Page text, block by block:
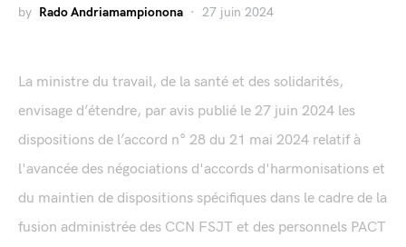
by Rado Andriamampionona 27 juin 2024
La ministre du travail, de la santé et des solidarités,
envisage d’étendre, par avis publié le 27 juin 2024 les
dispositions de l’accord n° 28 du 21 mai 2024 relatif à
l'avancée des négociations d'accords d'harmonisations et
du maintien de dispositions spécifiques dans le cadre de la
fusion administrée des CCN FSJT et des personnels PACT